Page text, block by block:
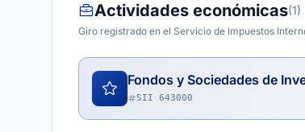
Actividades económicas(1)
Giro registrado en el Servicio de Impuestos
Fondos y Sociedades de
SII 643000